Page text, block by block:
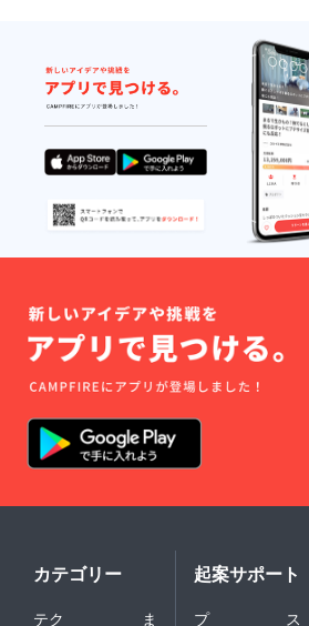
カテゴリー
テク
ま
起案サポート
プ
ス